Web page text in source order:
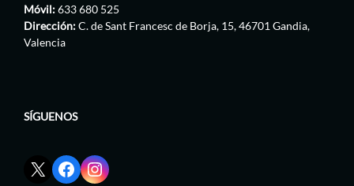
Móvil:633 680 525
Dirección:C. de Sant Francesc de Borja, 15, 46701 Gandia,
Valencia
SÍGUENOS
Enlace
red
Enlace
de
Enlace